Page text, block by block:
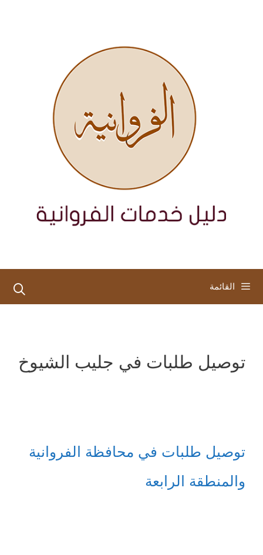
القائمة
توصيل طلبات في جليب الشيوخ
توصيل طلبات في محافظة الفروانية
والمنطقة الرابعة